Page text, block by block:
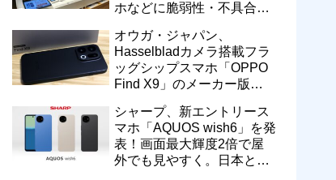
ホなどに脆弱性・不具合の
新が提供開始
オウガ・ジャパン、
Hasselbladカメラ搭載フラ
ッグシップスマホ「OPPO
Find X9」のメーカー版
げ！15万9800円に
シャープ、新エントリース
マホ「AQUOS wish6」を発
表！画面最大輝度2倍で屋
外でも見やすく。日本と台